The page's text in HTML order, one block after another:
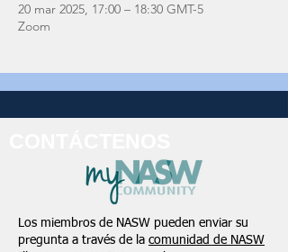
20 mar 2025, 17:00 – 18:30 GMT-5
Zoom
Los miembros de NASW pueden enviar su
pregunta a través de la comunidad de NASW